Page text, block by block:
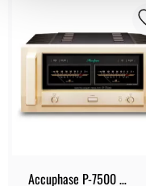
Accuphase P-7500